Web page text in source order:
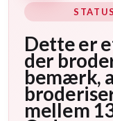
Dette er
der
bemærk,
mellem